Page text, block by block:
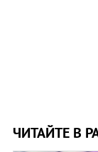
ЧИТАЙТЕ В